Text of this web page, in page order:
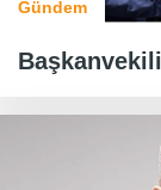
Gündem